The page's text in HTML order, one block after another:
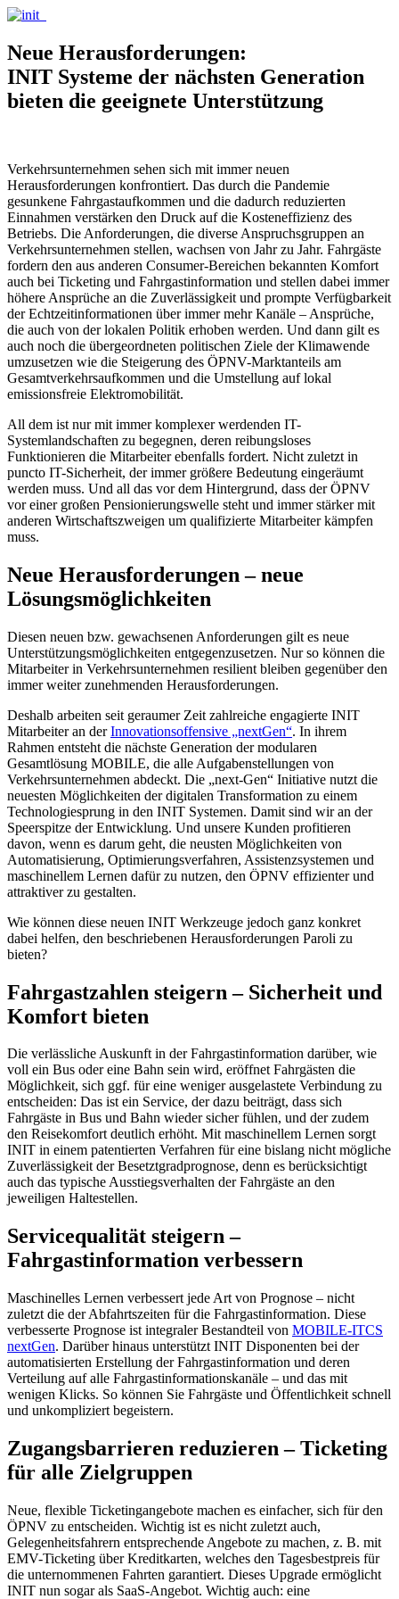
Neue Herausforderungen:
INIT Systeme der nächsten Generation
bieten die geeignete Unterstützung
Verkehrsunternehmen sehen sich mit immer neuen
Herausforderungen konfrontiert. Das durch die Pandemie
gesunkene Fahrgastaufkommen und die dadurch reduzierten
Einnahmen verstärken den Druck auf die Kosteneffizienz des
Betriebs. Die Anforderungen, die diverse Anspruchsgruppen an
Verkehrsunternehmen stellen, wachsen von Jahr zu Jahr. Fahrgäste
fordern den aus anderen Consumer-Bereichen bekannten Komfort
auch bei Ticketing und Fahrgastinformation und stellen dabei immer
höhere Ansprüche an die Zuverlässigkeit und prompte Verfügbarkeit
der Echtzeitinformationen über immer mehr Kanäle – Ansprüche,
die auch von der lokalen Politik erhoben werden. Und dann gilt es
auch noch die übergeordneten politischen Ziele der Klimawende
umzusetzen wie die Steigerung des ÖPNV-Marktanteils am
Gesamtverkehrsaufkommen und die Umstellung auf lokal
emissionsfreie Elektromobilität.
All dem ist nur mit immer komplexer werdenden IT-
Systemlandschaften zu begegnen, deren reibungsloses
Funktionieren die Mitarbeiter ebenfalls fordert. Nicht zuletzt in
puncto IT-Sicherheit, der immer größere Bedeutung eingeräumt
werden muss. Und all das vor dem Hintergrund, dass der ÖPNV
vor einer großen Pensionierungswelle steht und immer stärker mit
anderen Wirtschaftszweigen um qualifizierte Mitarbeiter kämpfen
muss.
Neue Herausforderungen – neue
Lösungsmöglichkeiten
Diesen neuen bzw. gewachsenen Anforderungen gilt es neue
Unterstützungsmöglichkeiten entgegenzusetzen. Nur so können die
Mitarbeiter in Verkehrsunternehmen resilient bleiben gegenüber den
immer weiter zunehmenden Herausforderungen.
Deshalb arbeiten seit geraumer Zeit zahlreiche engagierte INIT
Mitarbeiter an derInnovationsoffensive „nextGen“. In ihrem
Rahmen entsteht die nächste Generation der modularen
Gesamtlösung MOBILE, die alle Aufgabenstellungen von
Verkehrsunternehmen abdeckt. Die „next-Gen“ Initiative nutzt die
neuesten Möglichkeiten der digitalen Transformation zu einem
Technologiesprung in den INIT Systemen. Damit sind wir an der
Speerspitze der Entwicklung. Und unsere Kunden profitieren
davon, wenn es darum geht, die neusten Möglichkeiten von
Automatisierung, Optimierungsverfahren, Assistenzsystemen und
maschinellem Lernen dafür zu nutzen, den ÖPNV effizienter und
attraktiver zu gestalten.
Wie können diese neuen INIT Werkzeuge jedoch ganz konkret
dabei helfen, den beschriebenen Herausforderungen Paroli zu
bieten?
Fahrgastzahlen steigern – Sicherheit und
Komfort bieten
Die verlässliche Auskunft in der Fahrgastinformation darüber, wie
voll ein Bus oder eine Bahn sein wird, eröffnet Fahrgästen die
Möglichkeit, sich ggf. für eine weniger ausgelastete Verbindung zu
entscheiden: Das ist ein Service, der dazu beiträgt, dass sich
Fahrgäste in Bus und Bahn wieder sicher fühlen, und der zudem
den Reisekomfort deutlich erhöht. Mit maschinellem Lernen sorgt
INIT in einem patentierten Verfahren für eine bislang nicht mögliche
Zuverlässigkeit der Besetztgradprognose, denn es berücksichtigt
auch das typische Ausstiegsverhalten der Fahrgäste an den
jeweiligen Haltestellen.
Servicequalität steigern –
Fahrgastinformation verbessern
Maschinelles Lernen verbessert jede Art von Prognose – nicht
zuletzt die der Abfahrtszeiten für die Fahrgastinformation. Diese
verbesserte Prognose ist integraler Bestandteil von MOBILE-ITCS
nextGen. Darüber hinaus unterstützt INIT Disponenten bei der
automatisierten Erstellung der Fahrgastinformation und deren
Verteilung auf alle Fahrgastinformationskanäle – und das mit
wenigen Klicks. So können Sie Fahrgäste und Öffentlichkeit schnell
und unkompliziert begeistern.
Zugangsbarrieren reduzieren – Ticketing
für alle Zielgruppen
Neue, flexible Ticketingangebote machen es einfacher, sich für den
ÖPNV zu entscheiden. Wichtig ist es nicht zuletzt auch,
Gelegenheitsfahrern entsprechende Angebote zu machen, z. B. mit
EMV-Ticketing über Kreditkarten, welches den Tagesbestpreis für
die unternommenen Fahrten garantiert. Dieses Upgrade ermöglicht
INIT nun sogar als SaaS-Angebot. Wichtig auch: eine